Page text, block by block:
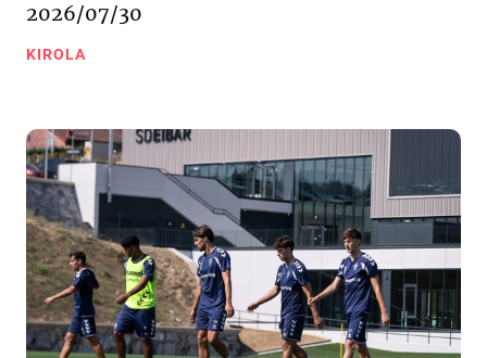
2026/07/30
KIROLA